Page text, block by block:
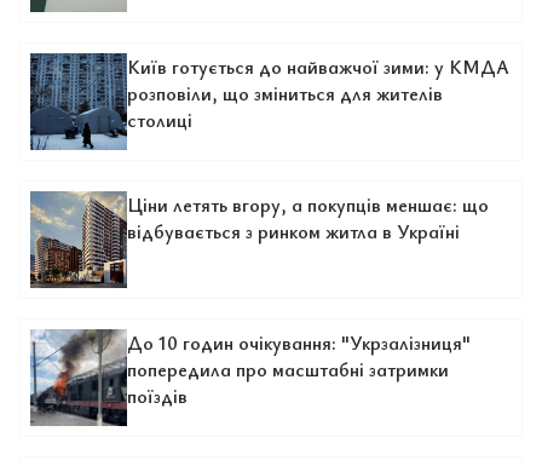
Київ готується до найважчої зими: у КМДА
розповіли, що зміниться для жителів
столиці
Ціни летять вгору, а покупців меншає: що
відбувається з ринком житла в Україні
До 10 годин очікування: "Укрзалізниця"
попередила про масштабні затримки
поїздів